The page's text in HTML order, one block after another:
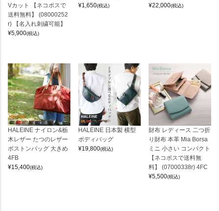
Vカット 【ネコポスで
送料無料】 (08000252
r) 【名入れ刺繍可能】
¥5,900(税込)
¥1,650(税込)
¥22,000(税込)
HALEINE ナイロン&栃
木レザー たつのレザー
ボストンバッグ 大きめ
4FB
¥15,400(税込)
HALEINE 日本製 横型
ボディバッグ
¥19,800(税込)
財布 レディース 二つ折
り財布 本革 Mia Borsa
ミニ 小さい コンパクト
【ネコポスで送料無
料】 (07000338r) 4FC
¥5,500(税込)